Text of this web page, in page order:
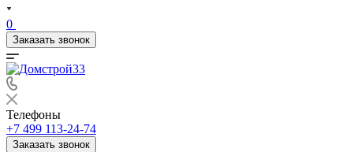
0
Заказать звонок
Телефоны
+7 499 113-24-74
Заказать звонок